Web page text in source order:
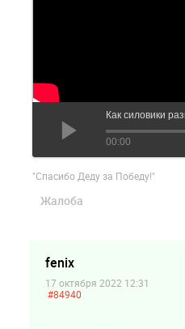
Как силовики
00:00
"Спасибо Деду за Победу!"
Жалоба
fenix
17 октября 2022 12:31
#84940